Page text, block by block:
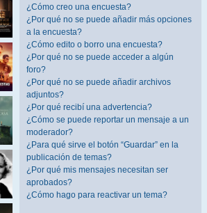
¿Cómo creo una encuesta?
¿Por qué no se puede añadir más opciones
a la encuesta?
¿Cómo edito o borro una encuesta?
¿Por qué no se puede acceder a algún
foro?
¿Por qué no se puede añadir archivos
adjuntos?
¿Por qué recibí una advertencia?
¿Cómo se puede reportar un mensaje a un
moderador?
¿Para qué sirve el botón “Guardar” en la
publicación de temas?
¿Por qué mis mensajes necesitan ser
aprobados?
¿Cómo hago para reactivar un tema?